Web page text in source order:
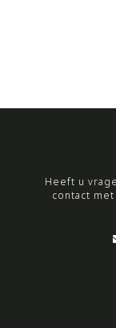
Heeft u
contact